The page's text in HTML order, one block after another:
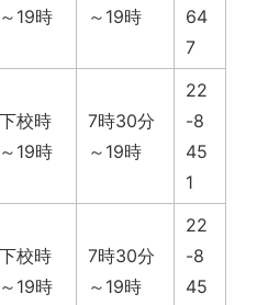
～19時
～19時
64
7
下校時
～19時
7時30分
～19時
22
-8
45
1
下校時
～19時
7時30分
～19時
22
-8
45